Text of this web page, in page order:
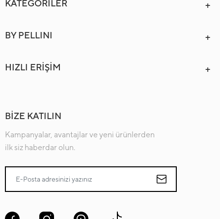
KATEGORİLER
BY PELLINI
HIZLI ERİŞİM
BİZE KATILIN
Kampanyalar, avantajlar ve yeni ürünlerden
ilk siz haberdar olun.